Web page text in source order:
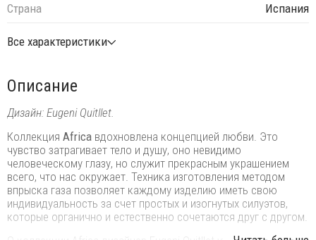
Страна
Испания
Все характеристики
Описание
Дизайн: Eugeni Quitllet.
Коллекция Africa вдохновлена ​​концепцией любви. Это
чувство затрагивает тело и душу, оно невидимо
человеческому глазу, но служит прекрасным украшением
всего, что нас окружает. Техника изготовления методом
впрыска газа позволяет каждому изделию иметь свою
индивидуальность за счет простых и изогнутых силуэтов,
которые органично и естественно сочетаются друг с другом.